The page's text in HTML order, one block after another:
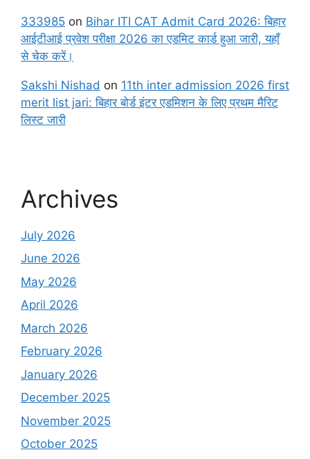
333985 on Bihar ITI CAT Admit Card 2026: बिहार
आईटीआई प्रवेश परीक्षा 2026 का एडमिट कार्ड हुआ जारी, यहाँ
से चेक करें।
Sakshi Nishad on 11th inter admission 2026 first
merit list jari: बिहार बोर्ड इंटर एडमिशन के लिए प्रथम मैरिट
लिस्ट जारी
Archives
July 2026
June 2026
May 2026
April 2026
March 2026
February 2026
January 2026
December 2025
November 2025
October 2025